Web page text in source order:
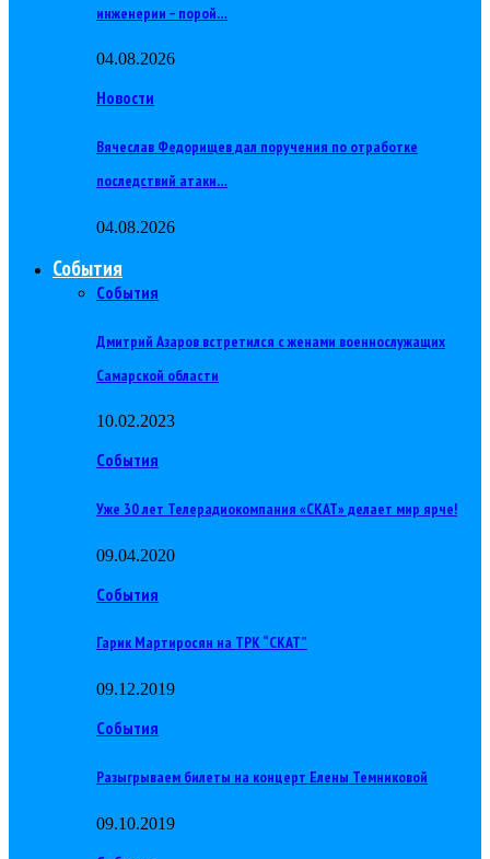
инженерии – порой…
04.08.2026
Новости
Вячеслав Федорищев дал поручения по отработке
последствий атаки…
04.08.2026
События
События
Дмитрий Азаров встретился с женами военнослужащих
Самарской области
10.02.2023
События
Уже 30 лет Телерадиокомпания «СКАТ» делает мир ярче!
09.04.2020
События
Гарик Мартиросян на ТРК “СКАТ”
09.12.2019
События
Разыгрываем билеты на концерт Елены Темниковой
09.10.2019